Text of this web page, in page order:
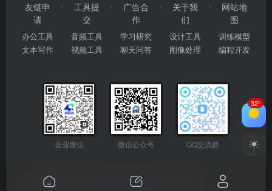
友链申
请
办公工具
文本写作
工具提
交
音频工具
视频工具
广告合
作
学习研究
聊天问答
关于我
们
设计工具
图像处理
网站地
图
训练模型
编程开发
企业微信 微信公众号 QQ交流群
Copyright © 2026 粤ICP备2024177666号
32°